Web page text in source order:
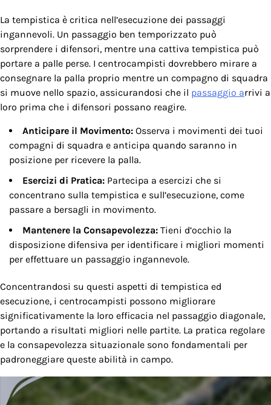
La tempistica è critica nell’esecuzione dei passaggi
ingannevoli. Un passaggio ben temporizzato può
sorprendere i difensori, mentre una cattiva tempistica può
portare a palle perse. I centrocampisti dovrebbero mirare a
consegnare la palla proprio mentre un compagno di squadra
si muove nello spazio, assicurandosi che il passaggio arrivi a
loro prima che i difensori possano reagire.
Anticipare il Movimento: Osserva i movimenti dei tuoi
compagni di squadra e anticipa quando saranno in
posizione per ricevere la palla.
Esercizi di Pratica: Partecipa a esercizi che si
concentrano sulla tempistica e sull’esecuzione, come
passare a bersagli in movimento.
Mantenere la Consapevolezza: Tieni d’occhio la
disposizione difensiva per identificare i migliori momenti
per effettuare un passaggio ingannevole.
Concentrandosi su questi aspetti di tempistica ed
esecuzione, i centrocampisti possono migliorare
significativamente la loro efficacia nel passaggio diagonale,
portando a risultati migliori nelle partite. La pratica regolare
e la consapevolezza situazionale sono fondamentali per
padroneggiare queste abilità in campo.